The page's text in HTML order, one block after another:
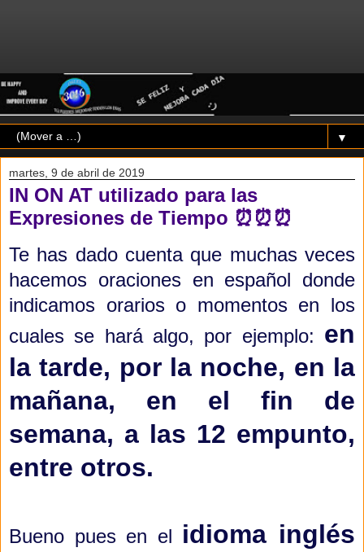
▼
martes, 9 de abril de 2019
IN ON AT utilizado para las
Expresiones de Tiempo ⏰⏰⏰
Te has dado cuenta que muchas veces
hacemos oraciones en español donde
indicamos orarios o momentos en los
cuales se hará algo, por ejemplo: en
la tarde, por la noche, en la
mañana, en el fin de
semana, a las 12 empunto,
entre otros.
Bueno pues en el idioma inglés